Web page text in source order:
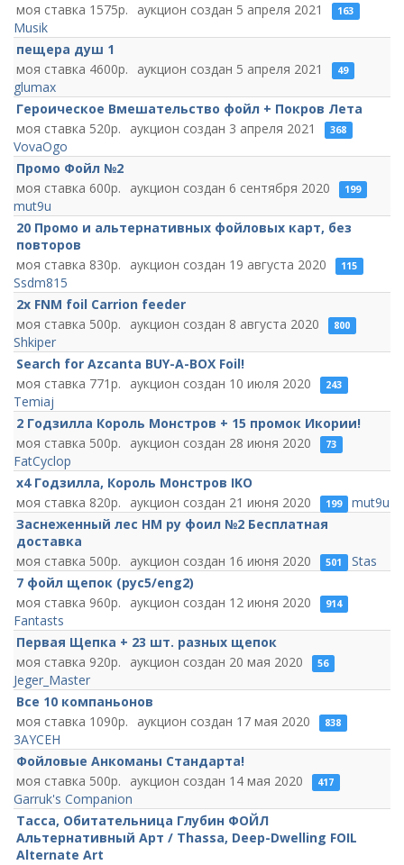
1575
5 апреля 2021 163
Musik
пещера душ 1
4600
5 апреля 2021 49
glumax
Героическое Вмешательство фойл + Покров Лета
520
3 апреля 2021 368
VovaOgo
Промо Фойл №2
600
6 сентября 2020 199
mut9u
20 Промо и альтернативных фойловых карт, без
повторов
830
19 августа 2020 115
Ssdm815
2x FNM foil Carrion feeder
500
8 августа 2020 800
Shkiper
Search for Azcanta BUY-A-BOX Foil!
771
10 июля 2020 243
Temiaj
2 Годзилла Король Монстров + 15 промок Икории!
500
28 июня 2020 73
FatCyclop
х4 Годзилла, Король Монстров IKO
820
21 июня 2020 199
mut9u
Заснеженный лес НМ ру фоил №2 Бесплатная
доставка
500
16 июня 2020 501
Stas
7 фойл щепок (рус5/eng2)
960
12 июня 2020 914
Fantasts
Первая Щепка + 23 шт. разных щепок
920
20 мая 2020 56
Jeger_Master
Все 10 компаньонов
1090
17 мая 2020 838
3AYCEH
Фойловые Анкоманы Стандарта!
500
14 мая 2020 417
Garruk's Companion
Тасса, Обитательница Глубин ФОЙЛ
Альтернативный Арт / Thassa, Deep-Dwelling FOIL
Alternate Art